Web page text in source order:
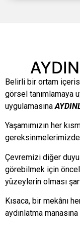
Belirli bir ortam
görsel tanımlamaya
uygulamasına
Yaşamımızın her
Çevremizi diğer
görebilmek için
yüzeylerin olması
Kısaca, bir mekânı
aydınlatma